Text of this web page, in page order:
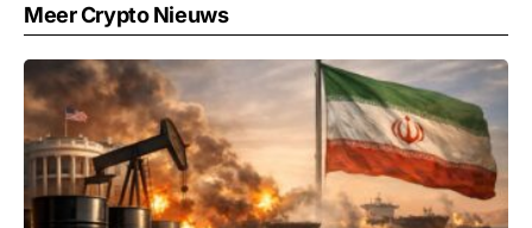
Meer Crypto Nieuws